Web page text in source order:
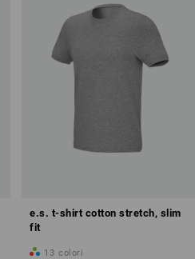
e.s. t-shirt cotton stretch, slim
fit
13 colori